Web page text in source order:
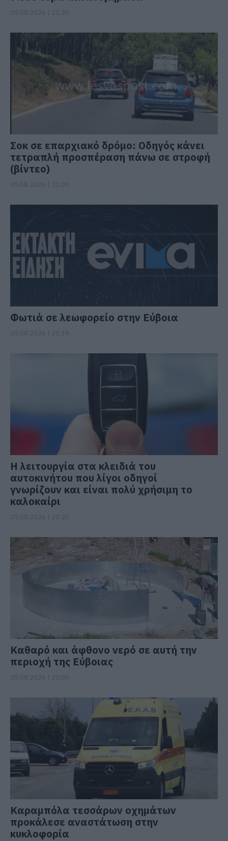
Σοκ σε επαρχιακό δρόμο: Οδηγός κάνει
τετραπλή προσπέραση πάνω σε στροφή
(βίντεο)
Φωτιά σε λεωφορείο στην Εύβοια
Η λειτουργία στα κλειδιά του
αυτοκινήτου που λίγοι οδηγοί
γνωρίζουν και είναι πολύ χρήσιμη το
καλοκαίρι
Καθαρό και άφθονο νερό σε αυτή την
περιοχή της Εύβοιας
Καραμπόλα τεσσάρων οχημάτων
προκάλεσε αναστάτωση στην
κυκλοφορία